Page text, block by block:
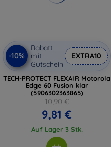
-10%
Rabatt
mit
Gutschein
EXTRA10
TECH-PROTECT FLEXAIR Motorola
Edge 60 Fusion klar
(5906302363865)
10,90 €
9,81 €
Auf Lager 3 Stk.